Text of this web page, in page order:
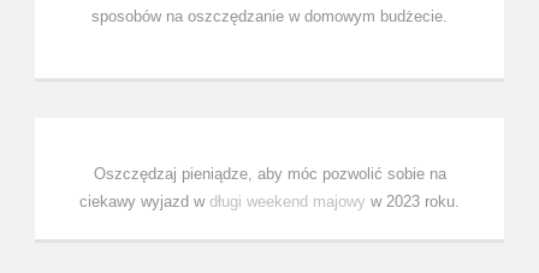
sposobów na oszczędzanie w domowym budżecie.
Oszczędzaj pieniądze, aby móc pozwolić sobie na
ciekawy wyjazd w długi weekend majowy w 2023 roku.